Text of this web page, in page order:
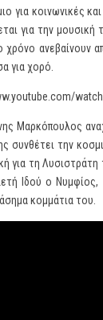
για κοινωνικές
για την
για χορό.
Μαρκόπουλος
συνθέτει την
για τη
Ιδού ο
κομμάτια του.